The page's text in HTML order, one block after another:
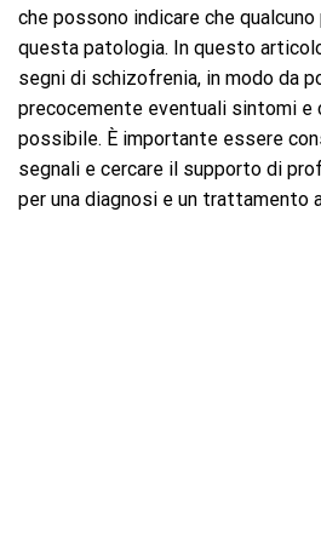
che possono indicare che
questa patologia. In questo
segni di schizofrenia, in modo da
precocemente eventuali sintomi e
possibile. È importante essere
segnali e cercare il supporto di
per una diagnosi e un trattamento